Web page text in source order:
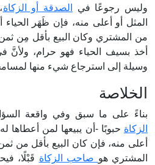
وليس رجوعًا في الصدقة أو الزكاة
المثل أو أعلى منه، فإن ظَهَر الحياء
من المشتري وكان البيع بأقل مِن ثمن
أخذ بسيف الحياء فهو حرام، ولأنَّ
وسيلة إلى استرجاع شيء منها
الخلاصة
بناءً على ما سبق وفي واقعة
الزكاة حبوبًا -أن يبيعها لمن أعطاها
أعلى منه، فإن كان البيع بأقل من
المشتري هو صاحب الزكاة قَبْلًا،